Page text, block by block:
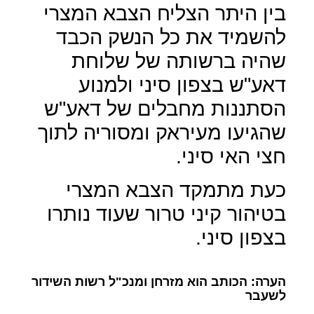
בין היתר הצליח הצבא המצרי
להשמיד את כל הנשק הכבד
שהיה ברשותה של שלוחת
דאע"ש בצפון סיני ולמנוע
הסתננות מחבלים של דאע"ש
שהגיעו מעיראק ומסוריה לתוך
חצי האי סיני.
כעת מתמקד הצבא המצרי
בטיהור קיני טרור שעוד נותרו
בצפון סיני.
הערה: הכותב הוא מזרחן ומנכ"ל רשות השידור
לשעבר